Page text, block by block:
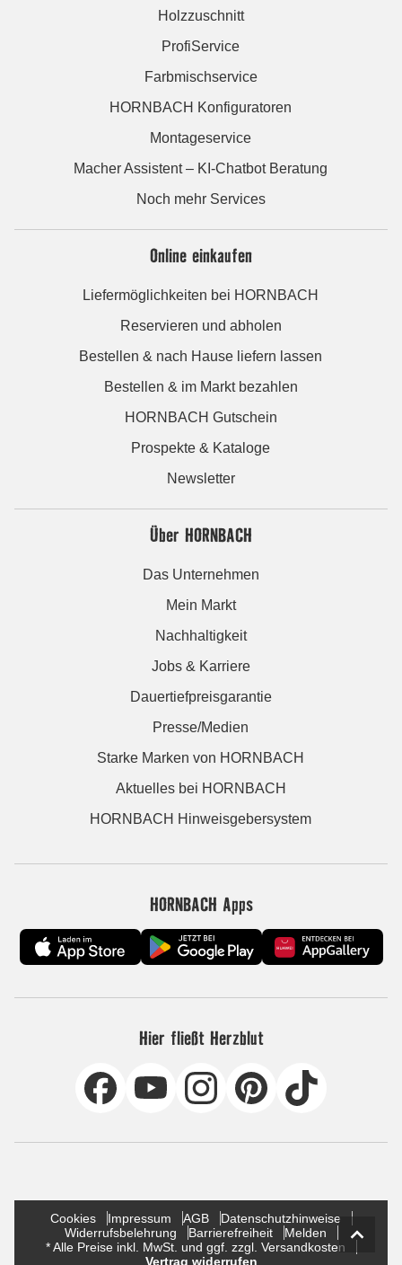
Holzzuschnitt
ProfiService
Farbmischservice
HORNBACH Konfiguratoren
Montageservice
Macher Assistent – KI-Chatbot Beratung
Noch mehr Services
Online einkaufen
Liefermöglichkeiten bei HORNBACH
Reservieren und abholen
Bestellen & nach Hause liefern lassen
Bestellen & im Markt bezahlen
HORNBACH Gutschein
Prospekte & Kataloge
Newsletter
Über HORNBACH
Das Unternehmen
Mein Markt
Nachhaltigkeit
Jobs & Karriere
Dauertiefpreisgarantie
Presse/Medien
Starke Marken von HORNBACH
Aktuelles bei HORNBACH
HORNBACH Hinweisgebersystem
HORNBACH Apps
Hier fließt Herzblut
Cookies Impressum AGB
Datenschutzhinweise
Widerrufsbelehrung
Barrierefreiheit
Melden
* Alle Preise inkl. MwSt. und ggf. zzgl. Versandkosten
Vertrag widerrufen